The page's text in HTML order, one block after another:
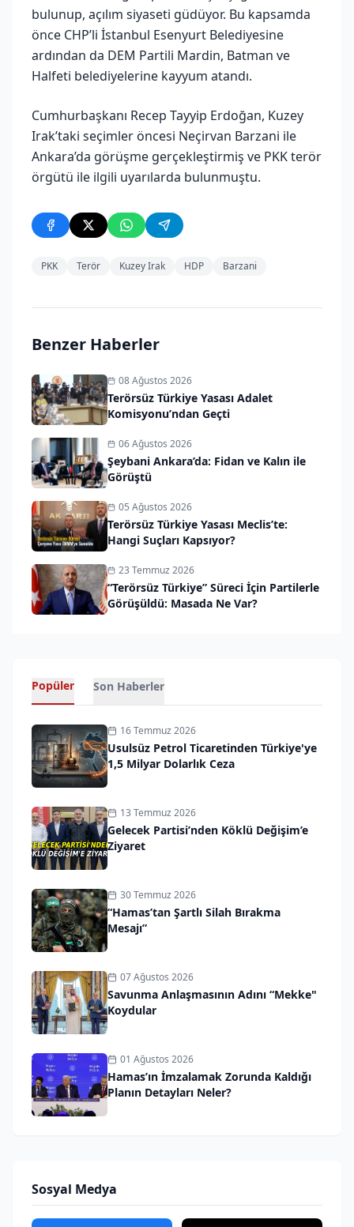
bulunup, açılım siyaseti güdüyor. Bu kapsamda
önce CHP’li İstanbul Esenyurt Belediyesine
ardından da DEM Partili Mardin, Batman ve
Halfeti belediyelerine kayyum atandı.
Cumhurbaşkanı Recep Tayyip Erdoğan, Kuzey
Irak’taki seçimler öncesi Neçirvan Barzani ile
Ankara’da görüşme gerçekleştirmiş ve PKK terör
örgütü ile ilgili uyarılarda bulunmuştu.
PKK Terör Kuzey Irak HDP Barzani
Benzer Haberler
08 Ağustos 2026
Terörsüz Türkiye Yasası Adalet
Komisyonu’ndan Geçti
06 Ağustos 2026
Şeybani Ankara’da: Fidan ve Kalın ile
Görüştü
05 Ağustos 2026
Terörsüz Türkiye Yasası Meclis’te:
Hangi Suçları Kapsıyor?
23 Temmuz 2026
“Terörsüz Türkiye” Süreci İçin Partilerle
Görüşüldü: Masada Ne Var?
Popüler Son Haberler
16 Temmuz 2026
Usulsüz Petrol Ticaretinden Türkiye'ye
1,5 Milyar Dolarlık Ceza
13 Temmuz 2026
Gelecek Partisi’nden Köklü Değişim’e
Ziyaret
30 Temmuz 2026
“Hamas’tan Şartlı Silah Bırakma
Mesajı”
07 Ağustos 2026
Savunma Anlaşmasının Adını “Mekke"
Koydular
01 Ağustos 2026
Hamas’ın İmzalamak Zorunda Kaldığı
Planın Detayları Neler?
Sosyal Medya